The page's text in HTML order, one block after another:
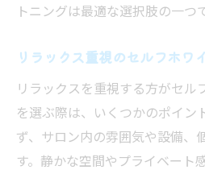
トニングは最適な選択肢の一つ
リラックス重視のセルフホワ
リラックスを重視する方がセル
を選ぶ際は、いくつかのポイン
ず、サロン内の雰囲気や設備、
す。静かな空間やプライベート